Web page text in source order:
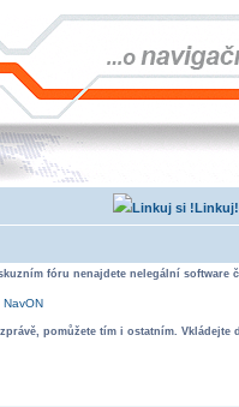
fóru nenajdete nelegální software
NavON
pomůžete tím i ostatním.